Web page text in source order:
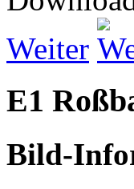
Weiter
E1
Bild-